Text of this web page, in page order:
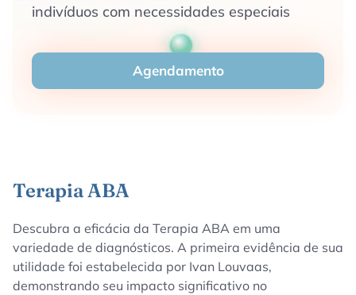
indivíduos com necessidades especiais
Agendamento
Terapia ABA
Descubra a eficácia da Terapia ABA em uma
variedade de diagnósticos. A primeira evidência de sua
utilidade foi estabelecida por Ivan Louvaas,
demonstrando seu impacto significativo no